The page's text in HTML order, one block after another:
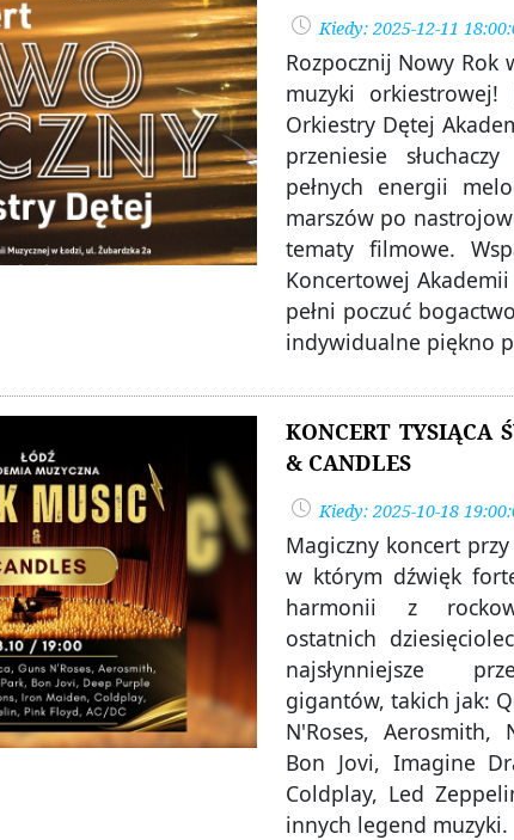
Kiedy: 2025-12-11
Rozpocznij Nowy
muzyki orkiestrowej!
Orkiestry Dętej
przeniesie
pełnych energii
marszów po
tematy filmowe.
Koncertowej
pełni poczuć
indywidualne piękno
KONCERT TYSIĄCA
& CANDLES
Kiedy: 2025-10-18
Magiczny koncert
w którym dźwięk
harmonii z
ostatnich
najsłynniejsze
gigantów, takich jak:
N'Roses, Aerosmith,
Bon Jovi, Imagine
Coldplay, Led
innych legend muzyki.